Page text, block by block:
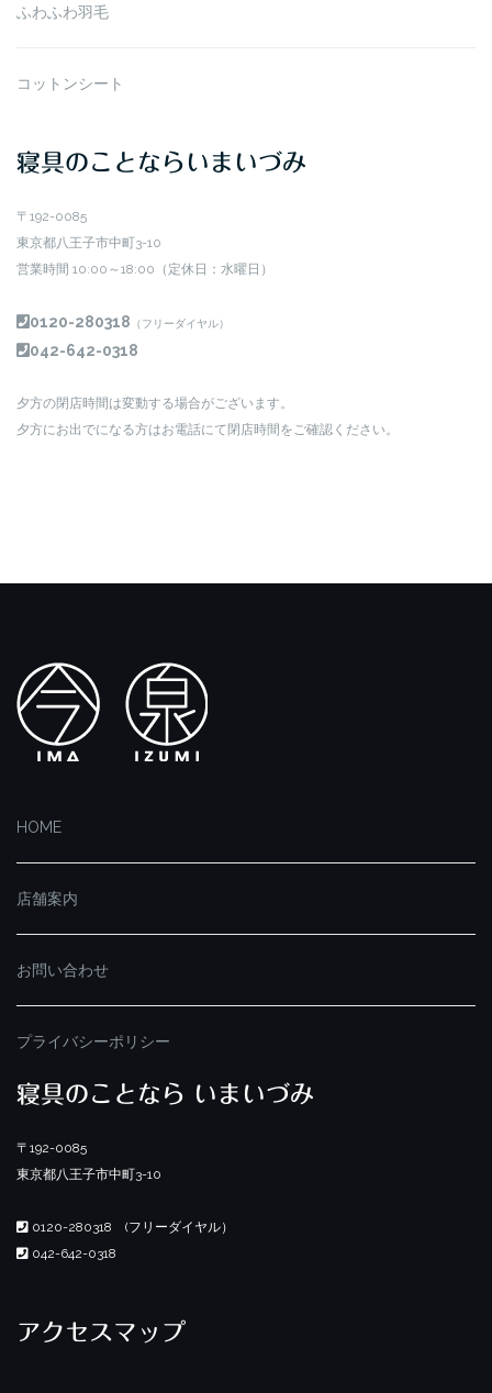
ふわふわ羽毛
コットンシート
寝具のことならいまいづみ
〒192-0085
東京都八王子市中町3-10
営業時間 10:00～18:00（定休日：水曜日）
0120-280318 （フリーダイヤル）
042-642-0318
夕方の閉店時間は変動する場合がございます。
夕方にお出でになる方はお電話にて閉店時間をご確認ください。
HOME
店舗案内
お問い合わせ
プライバシーポリシー
寝具のことなら いまいづみ
〒192-0085
東京都八王子市中町3-10
0120-280318 (フリーダイヤル）
042-642-0318
アクセスマップ